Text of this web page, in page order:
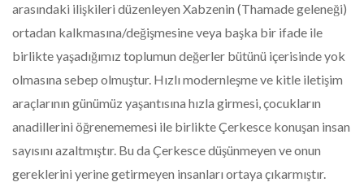
arasındaki ilişkileri düzenleyen Xabzenin (Thamade geleneği)
ortadan kalkmasına/değişmesine veya başka bir ifade ile
birlikte yaşadığımız toplumun değerler bütünü içerisinde yok
olmasına sebep olmuştur. Hızlı modernleşme ve kitle iletişim
araçlarının günümüz yaşantısına hızla girmesi, çocukların
anadillerini öğrenememesi ile birlikte Çerkesce konuşan insan
sayısını azaltmıştır. Bu da Çerkesce düşünmeyen ve onun
gereklerini yerine getirmeyen insanları ortaya çıkarmıştır.